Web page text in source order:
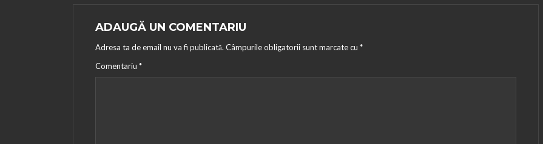
ADAUGĂ UN COMENTARIU
Adresa ta de email nu va fi publicată. Câmpurile obligatorii sunt marcate cu *
Comentariu *